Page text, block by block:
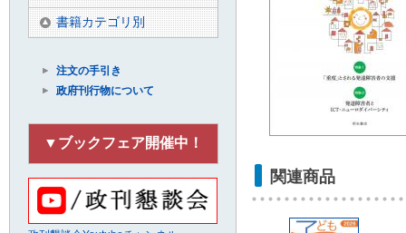
関連商品
書籍カテゴリ別
注文の手引き
政府刊行物について
▼ブックフェア開催中！